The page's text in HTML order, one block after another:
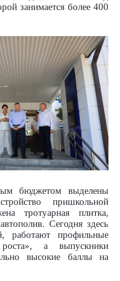
занимается более 400
бюджетом выделены
пришкольной
тротуарная плитка,
Сегодня здесь
работают профильные
а выпускники
высокие баллы на